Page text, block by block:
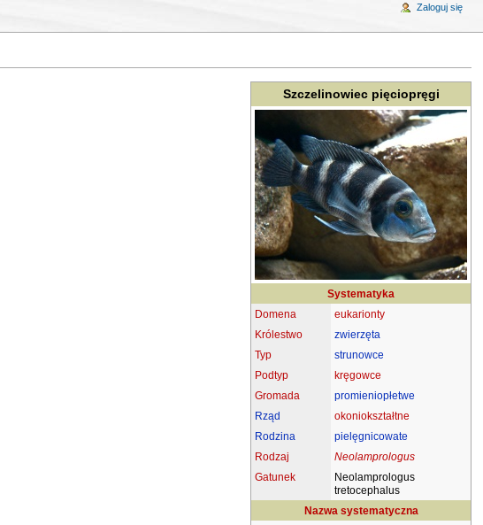
Szczelinowiec pięciopręgi
Systematyka
Domena
eukarionty
Królestwo
zwierzęta
Typ
strunowce
Podtyp
kręgowce
Gromada
promieniopłetwe
Rząd
okoniokształtne
Rodzina
pielęgnicowate
Rodzaj
Neolamprologus
Gatunek
Neolamprologus
tretocephalus
Nazwa systematyczna
Zaloguj się